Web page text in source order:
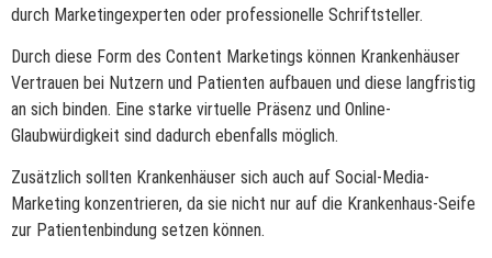
durch Marketingexperten oder professionelle Schriftsteller.
Durch diese Form des Content Marketings können Krankenhäuser
Vertrauen bei Nutzern und Patienten aufbauen und diese langfristig
an sich binden. Eine starke virtuelle Präsenz und Online-
Glaubwürdigkeit sind dadurch ebenfalls möglich.
Zusätzlich sollten Krankenhäuser sich auch auf Social-Media-
Marketing konzentrieren, da sie nicht nur auf die Krankenhaus-Seife
zur Patientenbindung setzen können.